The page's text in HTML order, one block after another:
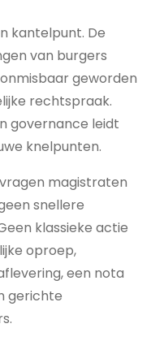
kantelpunt. De
van burgers
geworden
rechtspraak.
governance leidt
knelpunten.
magistraten
snellere
klassieke actie
oproep,
een nota
gerichte